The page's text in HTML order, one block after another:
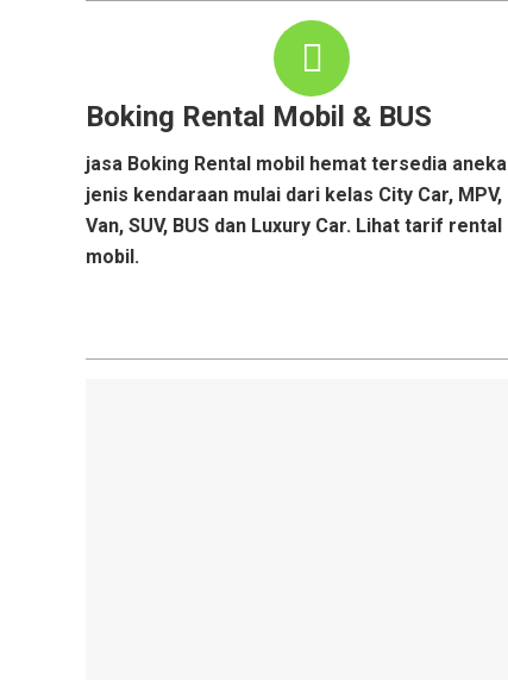
Boking Rental Mobil & BUS
jasa Boking Rental mobil hemat tersedia aneka
jenis kendaraan mulai dari kelas City Car, MPV,
Van, SUV, BUS dan Luxury Car. Lihat tarif rental
mobil.